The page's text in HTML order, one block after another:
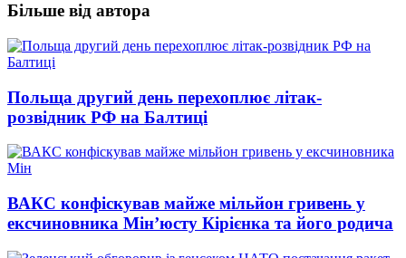
Більше від автора
Польща другий день перехоплює літак-
розвідник РФ на Балтиці
ВАКС конфіскував майже мільйон гривень у
ексчиновника Мін’юсту Кірієнка та його родича